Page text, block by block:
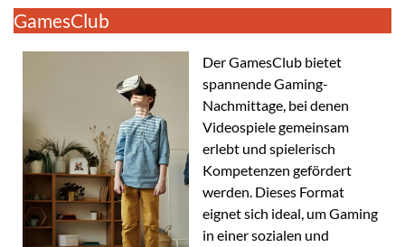
GamesClub
Der GamesClub bietet
spannende Gaming-
Nachmittage, bei denen
Videospiele gemeinsam
erlebt und spielerisch
Kompetenzen gefördert
werden. Dieses Format
eignet sich ideal, um Gaming
in einer sozialen und